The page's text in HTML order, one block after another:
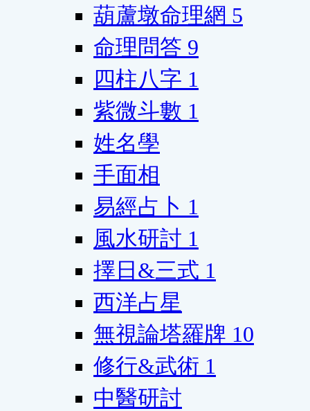
葫蘆墩命理網 5
命理問答 9
四柱八字 1
紫微斗數 1
姓名學
手面相
易經占卜 1
風水研討 1
擇日&三式 1
西洋占星
無視論塔羅牌 10
修行&武術 1
中醫研討